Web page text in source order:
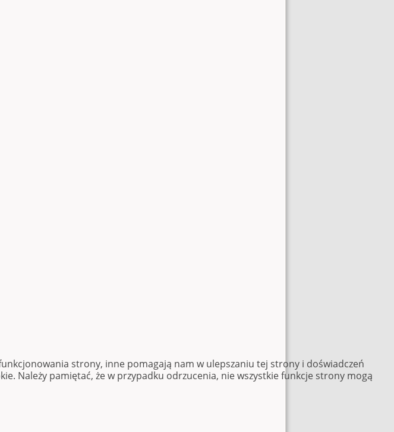
strony, inne pomagają nam w ulepszaniu tej strony i doświadczeń
Należy pamiętać, że w przypadku odrzucenia, nie wszystkie funkcje strony mogą